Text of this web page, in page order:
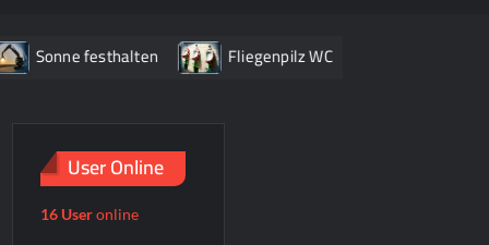
festhalten Fliegenpilz WC
User Online
16 Useronline